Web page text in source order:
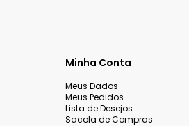
Minha Conta
Meus Dados
Meus Pedidos
Lista de Desejos
Sacola de Compras